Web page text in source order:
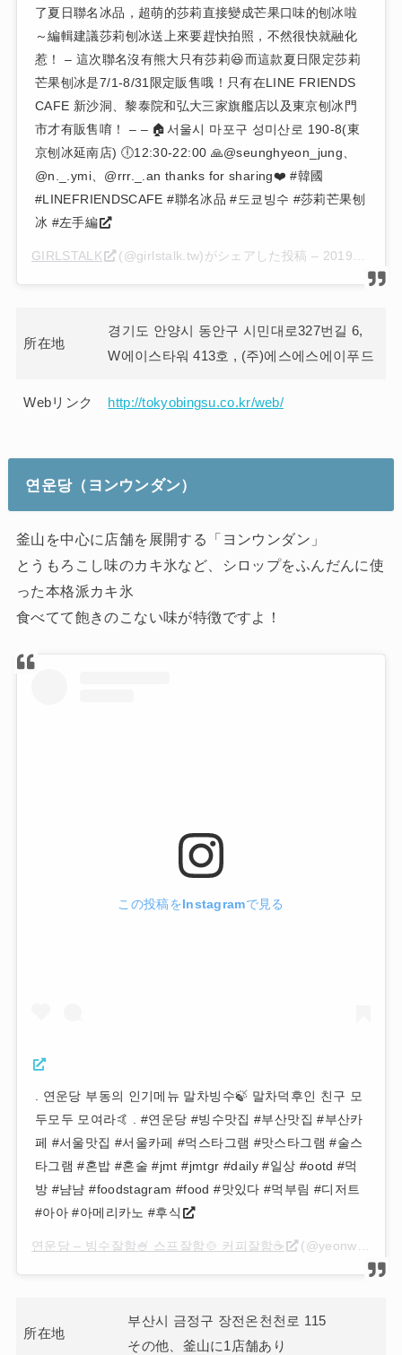
了夏日聯名冰品，超萌的莎莉直接變成芒果口味的刨冰啦
～編輯建議莎莉刨冰送上來要趕快拍照，不然很快就融化
惹！ – 這次聯名沒有熊大只有莎莉😆而這款夏日限定莎莉
芒果刨冰是7/1-8/31限定販售哦！只有在LINE FRIENDS
CAFE 新沙洞、黎泰院和弘大三家旗艦店以及東京刨冰門
市才有販售唷！ – – 🏠서울시 마포구 성미산로 190-8(東
京刨冰延南店) 🕕12:30-22:00 🙏@seunghyeon_jung、
@n._.ymi、@rrr._.an thanks for sharing❤️ #韓國
#LINEFRIENDSCAFE #聯名冰品 #도쿄빙수 #莎莉芒果刨
冰 #左手編
GIRLSTALK (@girlstalk.tw)がシェアした投稿 – 2019年 7月月26日午前7時59分PDT
所在地
경기도 안양시 동안구 시민대로327번길 6,
W에이스타워 413호 , (주)에스에스에이푸드
Webリンク http://tokyobingsu.co.kr/web/
연운당（ヨンウンダン）
釜山を中心に店舗を展開する「ヨンウンダン」
とうもろこし味のカキ氷など、シロップをふんだんに使
った本格派カキ氷
食べてて飽きのこない味が特徴ですよ！
この投稿をInstagramで見る
. 연운당 부동의 인기메뉴 말차빙수🍃 말차덕후인 친구 모
두모두 모여라🤙 . #연운당 #빙수맛집 #부산맛집 #부산카
페 #서울맛집 #서울카페 #먹스타그램 #맛스타그램 #술스
타그램 #혼밥 #혼술 #jmt #jmtgr #daily #일상 #ootd #먹
방 #냠냠 #foodstagram #food #맛있다 #먹부림 #디저트
#아아 #아메리카노 #후식
연운당 – 빙수잘함🍧 스프잘함🍲 커피잘함☕ (@yeonwoondang)がシェアした投稿 –
所在地
부산시 금정구 장전온천천로 115
その他、釜山に1店舗あり